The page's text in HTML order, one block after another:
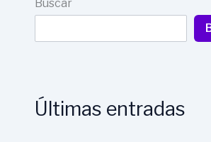
Buscar
Últimas entradas